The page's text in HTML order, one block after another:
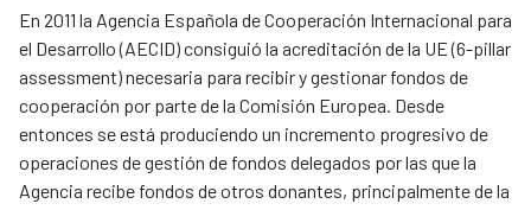
En 2011 la Agencia Española de Cooperación Internacional para
el Desarrollo (AECID) consiguió la acreditación de la UE (6-pillar
assessment) necesaria para recibir y gestionar fondos de
cooperación por parte de la Comisión Europea. Desde
entonces se está produciendo un incremento progresivo de
operaciones de gestión de fondos delegados por las que la
Agencia recibe fondos de otros donantes, principalmente de la